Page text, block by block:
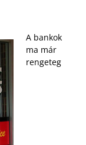
A bankok
ma már
rengeteg